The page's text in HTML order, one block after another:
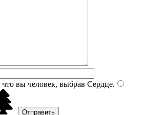
вы человек, выбрав Сердце.